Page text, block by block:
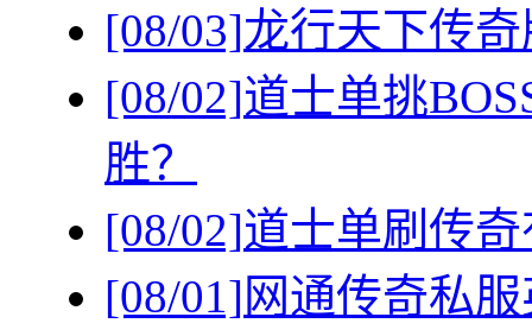
[08/03]龙行天下传
[08/02]道士单挑
胜？
[08/02]道士单刷传
[08/01]网通传奇私